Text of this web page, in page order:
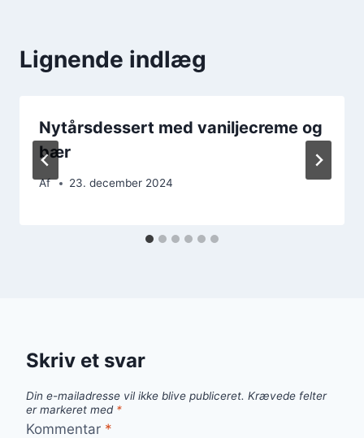
Lignende indlæg
Nytårsdessert med vaniljecreme og
bær
Af 23. december 2024
Skriv et svar
Din e-mailadresse vil ikke blive publiceret. Krævede felter
er markeret med *
Kommentar *